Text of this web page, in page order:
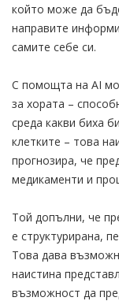
който може да
направите
самите себе си.
С помощта на AI
за хората –
среда какви биха
клетките – това
прогнозира, че
медикаменти и
Той допълни, че
е структурирана,
Това дава
наистина
възможност да